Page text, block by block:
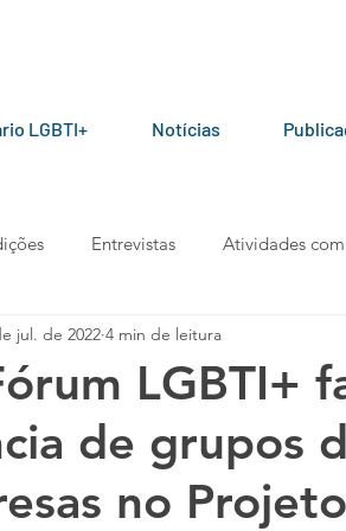
LGBTI+ Notícias
Entrevistas Atividades
do Fórum Manuais e Cartilhas
Manifesto Podcast
LGBTI+
de grupos
no
jul. de 2022 4 min de leitura